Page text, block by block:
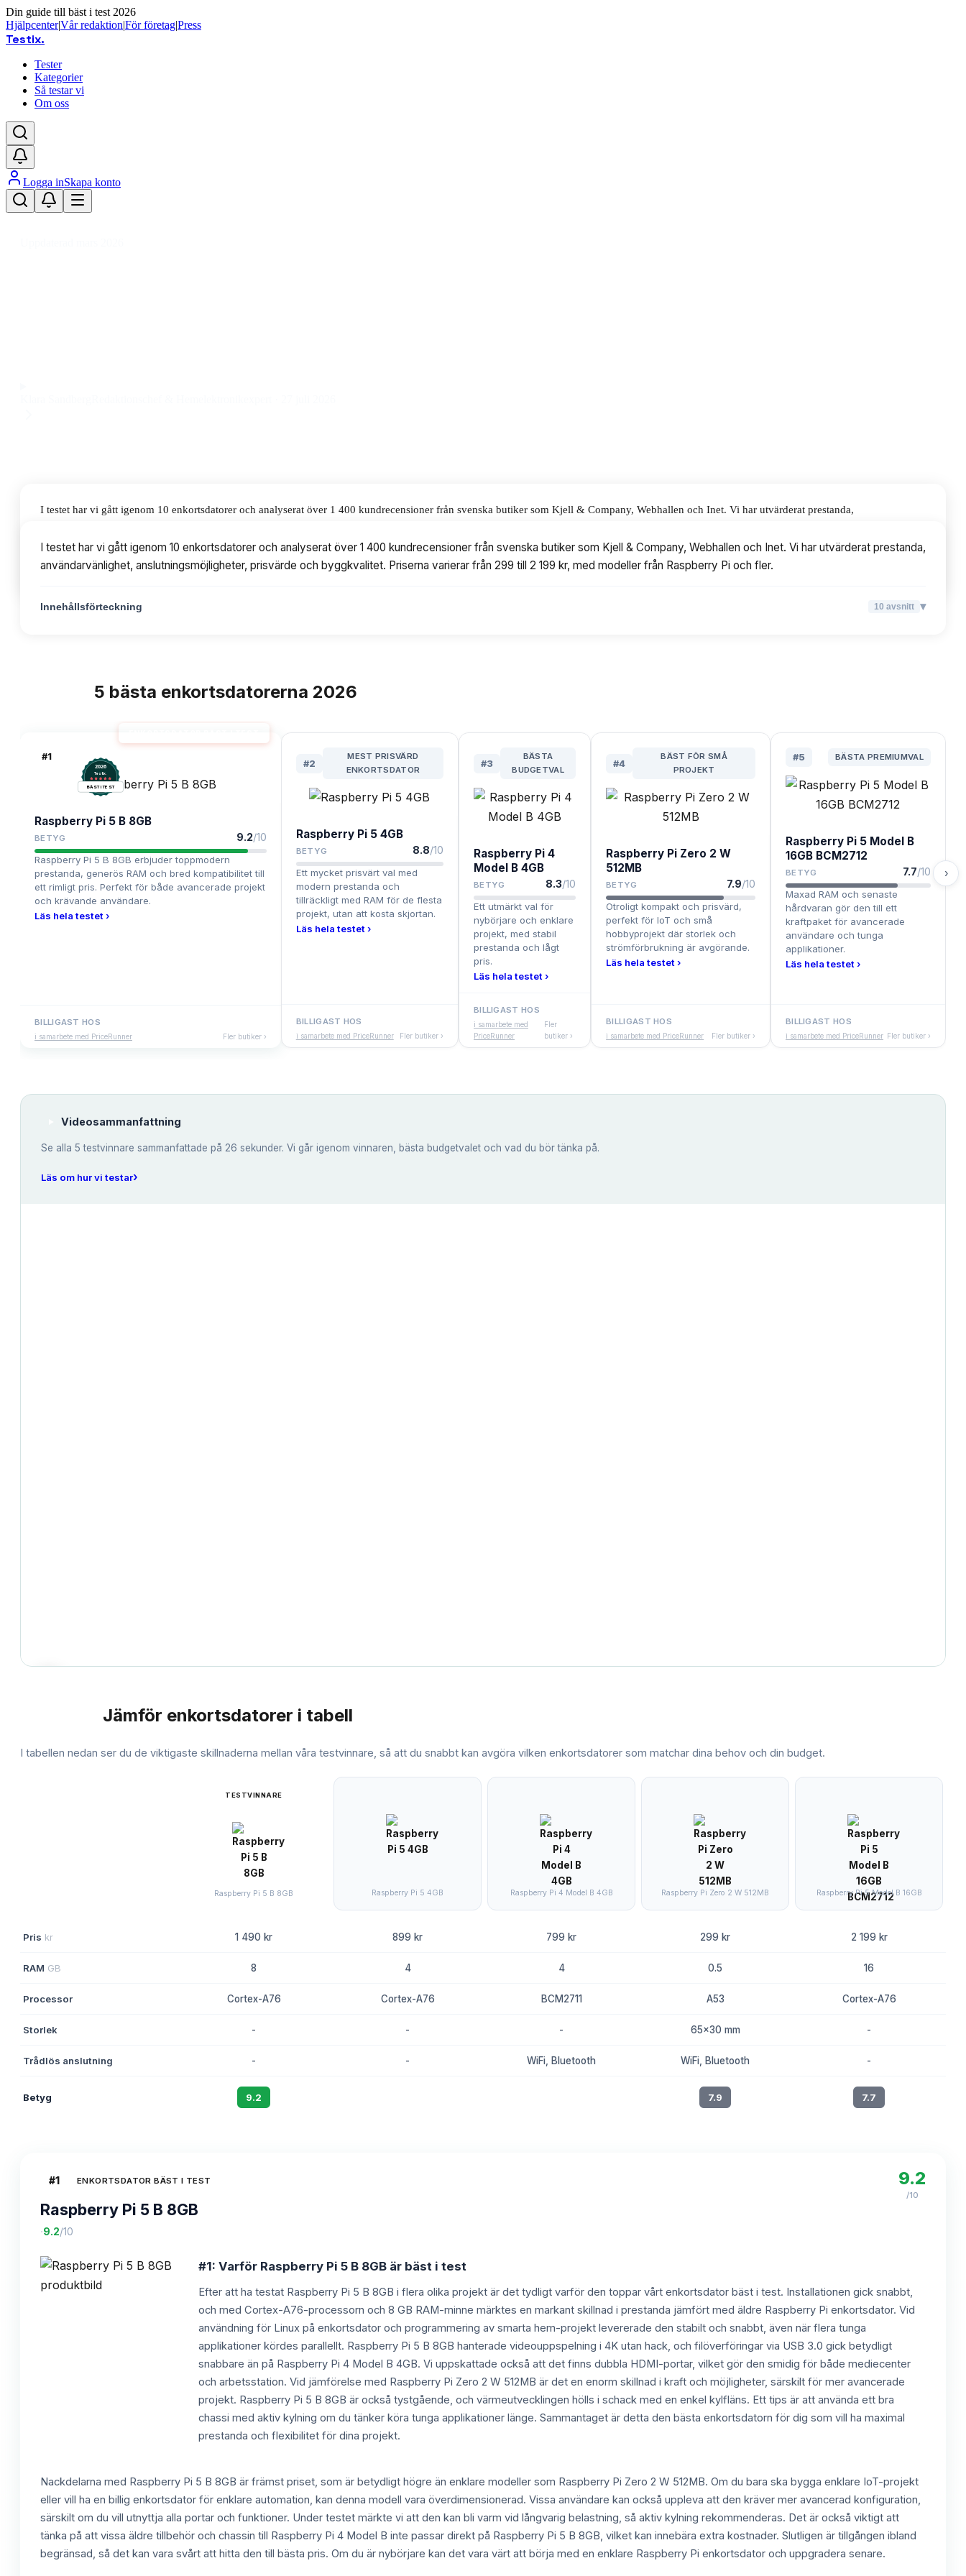
Din guide till bäst i test 2026
Hjälpcenter|Vår redaktion|För företag|Press
Testix.
Tester
Kategorier
Så testar vi
Om oss
Logga inSkapa konto
I testet har vi gått igenom 10 enkortsdatorer och analyserat över 1 400 kundrecensioner från svenska butiker som Kjell & Company, Webhallen och Inet. Vi har utvärderat prestanda,
Innehållsförteckning
I testet har vi gått igenom 10 enkortsdatorer och analyserat över 1 400 kundrecensioner från svenska butiker som Kjell & Company, Webhallen och Inet. Vi har utvärderat prestanda,
användarvänlighet, anslutningsmöjligheter, prisvärde och byggkvalitet. Priserna varierar från 299 till 2 199 kr, med modeller från Raspberry Pi och fler.
Innehållsförteckning 10 avsnitt ▾
5 bästa enkortsdatorerna 2026
#1
2026
Testix.
BÄST I TEST
Raspberry Pi 5 B 8GB
BETYG 9.2/10
Raspberry Pi 5 B 8GB erbjuder toppmodern
prestanda, generös RAM och bred kompatibilitet till
ett rimligt pris. Perfekt för både avancerade projekt
och krävande användare.
Läs hela testet ›
BILLIGAST HOS
i samarbete med PriceRunner Fler butiker ›
#2
MEST PRISVÄRD
ENKORTSDATOR
Raspberry Pi 5 4GB
BETYG 8.8/10
Ett mycket prisvärt val med
modern prestanda och
tillräckligt med RAM för de flesta
projekt, utan att kosta skjortan.
Läs hela testet ›
BILLIGAST HOS
i samarbete med PriceRunner Fler butiker ›
#3
BÄSTA
BUDGETVAL
Raspberry Pi 4
Model B 4GB
BETYG 8.3/10
Ett utmärkt val för
nybörjare och enklare
projekt, med stabil
prestanda och lågt
pris.
Läs hela testet ›
BILLIGAST HOS
i samarbete med
PriceRunner
Fler
butiker ›
#4
BÄST FÖR SMÅ
PROJEKT
Raspberry Pi Zero 2 W
512MB
BETYG 7.9/10
Otroligt kompakt och prisvärd,
perfekt för IoT och små
hobbyprojekt där storlek och
strömförbrukning är avgörande.
Läs hela testet ›
BILLIGAST HOS
i samarbete med PriceRunner Fler butiker ›
#5 BÄSTA PREMIUMVAL
Raspberry Pi 5 Model B
16GB BCM2712
BETYG 7.7/10
Maxad RAM och senaste
hårdvaran gör den till ett
kraftpaket för avancerade
användare och tunga
applikationer.
Läs hela testet ›
BILLIGAST HOS
i samarbete med PriceRunner Fler butiker ›
›
Videosammanfattning
Se alla 5 testvinnare sammanfattade på 26 sekunder. Vi går igenom vinnaren, bästa budgetvalet och vad du bör tänka på.
Läs om hur vi testar›
Jämför enkortsdatorer i tabell
I tabellen nedan ser du de viktigaste skillnaderna mellan våra testvinnare, så att du snabbt kan avgöra vilken enkortsdatorer som matchar dina behov och din budget.
TESTVINNARE
Raspberry Pi 5 B 8GB Raspberry Pi 5 4GB Raspberry Pi 4 Model B 4GB Raspberry Pi Zero 2 W 512MB Raspberry Pi 5 Model B 16GB
Pris kr 1 490 kr 899 kr 799 kr 299 kr 2 199 kr
RAM GB 8 4 4 0.5 16
Processor Cortex-A76 Cortex-A76 BCM2711 A53 Cortex-A76
Storlek - - - 65x30 mm -
Trådlös anslutning - - WiFi, Bluetooth WiFi, Bluetooth -
Betyg 9.2 7.9 7.7
#1 ENKORTSDATOR BÄST I TEST
Raspberry Pi 5 B 8GB
·9.2/10
9.2
/10
#1: Varför Raspberry Pi 5 B 8GB är bäst i test
Efter att ha testat Raspberry Pi 5 B 8GB i flera olika projekt är det tydligt varför den toppar vårt enkortsdator bäst i test. Installationen gick snabbt,
och med Cortex-A76-processorn och 8 GB RAM-minne märktes en markant skillnad i prestanda jämfört med äldre Raspberry Pi enkortsdator. Vid
användning för Linux på enkortsdator och programmering av smarta hem-projekt levererade den stabilt och snabbt, även när flera tunga
applikationer kördes parallellt. Raspberry Pi 5 B 8GB hanterade videouppspelning i 4K utan hack, och filöverföringar via USB 3.0 gick betydligt
snabbare än på Raspberry Pi 4 Model B 4GB. Vi uppskattade också att det finns dubbla HDMI-portar, vilket gör den smidig för både mediecenter
och arbetsstation. Vid jämförelse med Raspberry Pi Zero 2 W 512MB är det en enorm skillnad i kraft och möjligheter, särskilt för mer avancerade
projekt. Raspberry Pi 5 B 8GB är också tystgående, och värmeutvecklingen hölls i schack med en enkel kylfläns. Ett tips är att använda ett bra
chassi med aktiv kylning om du tänker köra tunga applikationer länge. Sammantaget är detta den bästa enkortsdatorn för dig som vill ha maximal
prestanda och flexibilitet för dina projekt.
Nackdelarna med Raspberry Pi 5 B 8GB är främst priset, som är betydligt högre än enklare modeller som Raspberry Pi Zero 2 W 512MB. Om du bara ska bygga enklare IoT-projekt
eller vill ha en billig enkortsdator för enklare automation, kan denna modell vara överdimensionerad. Vissa användare kan också uppleva att den kräver mer avancerad konfiguration,
särskilt om du vill utnyttja alla portar och funktioner. Under testet märkte vi att den kan bli varm vid långvarig belastning, så aktiv kylning rekommenderas. Det är också viktigt att
tänka på att vissa äldre tillbehör och chassin till Raspberry Pi 4 Model B inte passar direkt på Raspberry Pi 5 B 8GB, vilket kan innebära extra kostnader. Slutligen är tillgången ibland
begränsad, så det kan vara svårt att hitta den till bästa pris. Om du är nybörjare kan det vara värt att börja med en enklare Raspberry Pi enkortsdator och uppgradera senare.